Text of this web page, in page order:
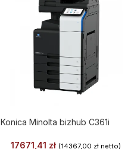
Konica Minolta bizhub C361i
17671,41 zł (14367,00 zł netto)